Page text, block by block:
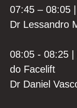
07:45 – 08:05
Dr Lessandro
08:05 - 08:25 |
do Facelift
Dr Daniel